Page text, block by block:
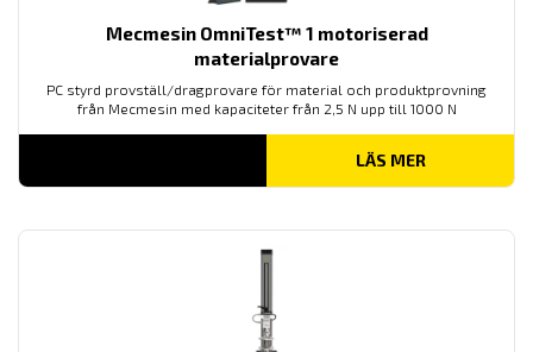
Mecmesin OmniTest™ 1 motoriserad
materialprovare
PC styrd provställ/dragprovare för material och produktprovning
från Mecmesin med kapaciteter från 2,5 N upp till 1000 N
LÄS MER